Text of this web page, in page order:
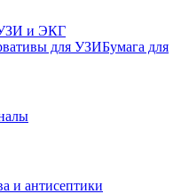
УЗИ и ЭКГ
для УЗИБумага для
и антисептики